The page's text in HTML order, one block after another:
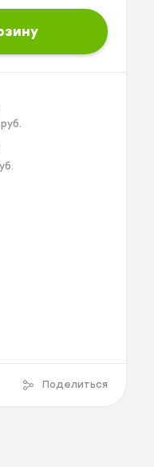
Поделиться